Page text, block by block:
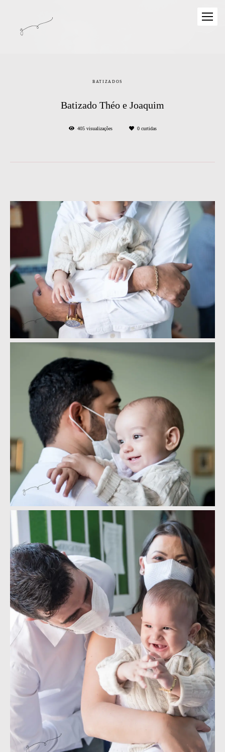
BATIZADOS
Batizado Théo e Joaquim
405visualizações 0curtidas